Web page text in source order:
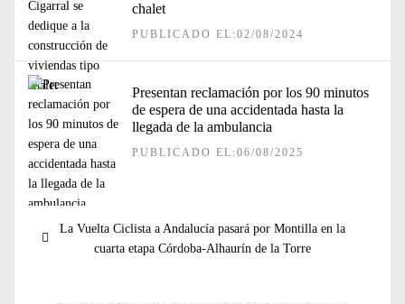
chalet
PUBLICADO EL:02/08/2024
Presentan reclamación por los 90 minutos
de espera de una accidentada hasta la
llegada de la ambulancia
PUBLICADO EL:06/08/2025
de
Entrada
anterior:
La Vuelta Ciclista a Andalucía pasará por Montilla en la
cuarta etapa Córdoba-Alhaurín de la Torre